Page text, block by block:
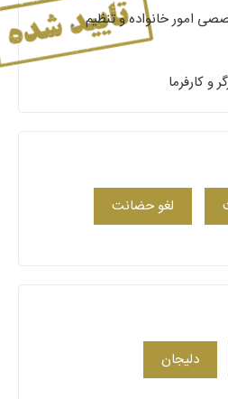
امور خانواده و تنظیم
و کارفرما
لغو حضانت
دلیجان